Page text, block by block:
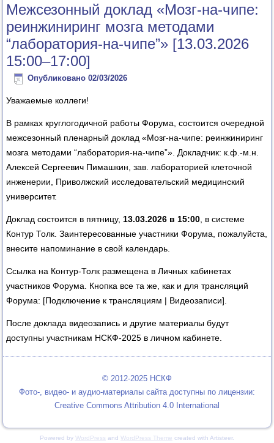
Межсезонный доклад «Мозг-на-чипе:
реинжиниринг мозга методами
“лаборатория-на-чипе”» [13.03.2026
15:00–17:00]
Опубликовано 02/03/2026
Уважаемые коллеги!
В рамках круглогодичной работы Форума, состоится очередной
межсезонный пленарный доклад «Мозг-на-чипе: реинжиниринг
мозга методами “лаборатория-на-чипе”». Докладчик: к.ф.-м.н.
Алексей Сергеевич Пимашкин, зав. лабораторией клеточной
инженерии, Приволжский исследовательский медицинский
университет.
Доклад состоится в пятницу, 13.03.2026 в 15:00 , в системе
Контур Толк. Заинтересованные участники Форума, пожалуйста,
внесите напоминание в свой календарь.
Ссылка на Контур-Толк размещена в Личных кабинетах
участников Форума. Кнопка все та же, как и для трансляций
Форума: [Подключение к трансляциям | Видеозаписи].
После доклада видеозапись и другие материалы будут
доступны участникам НСКФ-2025 в личном кабинете.
© 2012-2025 НСКФ
Фото-, видео- и аудио-материалы сайта доступны по лицензии:
Creative Commons Attribution 4.0 International
Powered by WordPress and WordPress Theme created with Artisteer.